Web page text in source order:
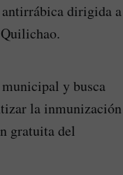
antirrábica dirigida a
y busca
la inmunización
gratuita del